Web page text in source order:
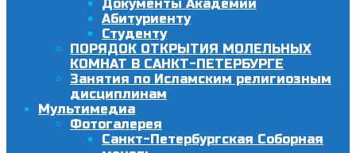
Документы Академии
Абитуриенту
Студенту
ПОРЯДОК ОТКРЫТИЯ МОЛЕЛЬНЫХ
КОМНАТ В САНКТ-ПЕТЕРБУРГЕ
Занятия по Исламским религиозным
дисциплинам
Мультимедиа
Фотогалерея
Санкт-Петербургская Соборная